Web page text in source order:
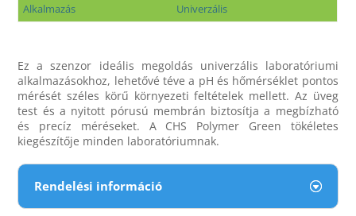
Alkalmazás
Univerzális
Ez a szenzor ideális megoldás univerzális laboratóriumi
alkalmazásokhoz, lehetővé téve a pH és hőmérséklet pontos
mérését széles körű környezeti feltételek mellett. Az üveg
test és a nyitott pórusú membrán biztosítja a megbízható
és precíz méréseket. A CHS Polymer Green tökéletes
kiegészítője minden laboratóriumnak.
Rendelési információ